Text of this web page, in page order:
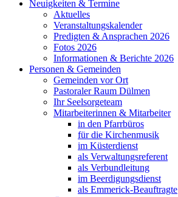
Neuigkeiten & Termine
Aktuelles
Veranstaltungskalender
Predigten & Ansprachen 2026
Fotos 2026
Informationen & Berichte 2026
Personen & Gemeinden
Gemeinden vor Ort
Pastoraler Raum Dülmen
Ihr Seelsorgeteam
Mitarbeiterinnen & Mitarbeiter
in den Pfarrbüros
für die Kirchenmusik
im Küsterdienst
als Verwaltungsreferent
als Verbundleitung
im Beerdigungsdienst
als Emmerick-Beauftragte